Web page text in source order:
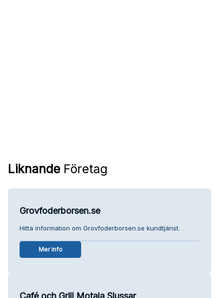
Liknande Företag
Grovfoderborsen.se
Hitta information om Grovfoderborsen.se kundtjänst.
Mer info
Café och Grill Motala Slussar